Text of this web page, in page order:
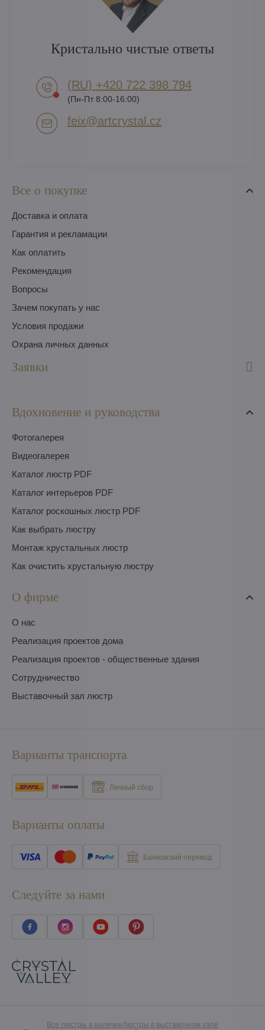
Все о покупке
Доставка и оплата
Гарантия и рекламации
Как оплатить
Pекомендация
Вопросы
Зачем покупать у нас
Условия продажи
Охрана личных данных
Заявки
Вдохновение и руководства
Фотогалерея
Видеогалерея
Каталог люстр PDF
Каталог интерьеров PDF
Каталог роскошных люстр PDF
Как выбрать люстру
Монтаж хрустальных люстр
Как очистить хрустальную люстру
О фирме
O нас
Pеализация проектов дома
Pеализация проектов - общественные здания
Сотрудничество
Выставочный зал люстр
Кристально чистые ответы
(RU) +420 722 398 794​
(Пн-Пт 8:00-16:00)
feix​@artcrystal​.cz
Варианты транспорта
Личный сбор
Варианты оплаты
Банковский перевод
Следуйте за нами
Все люстры в наличииЛюстры в выставочном зале